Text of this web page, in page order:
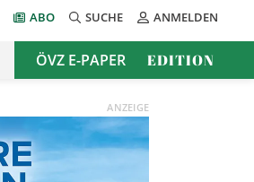
ABO SUCHE ANMELDEN
ÖVZ E-PAPER EDITION
ANZEIGE